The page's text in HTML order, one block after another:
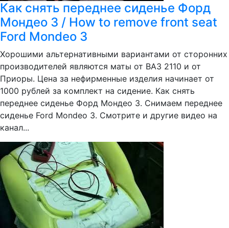
Как снять переднее сиденье Форд
Мондео 3 / How to remove front seat
Ford Mondeo 3
Хорошими альтернативными вариантами от сторонних
производителей являются маты от ВАЗ 2110 и от
Приоры. Цена за нефирменные изделия начинает от
1000 рублей за комплект на сидение. Как снять
переднее сиденье Форд Мондео 3. Снимаем переднее
сиденье Ford Mondeo 3. Смотрите и другие видео на
канал...